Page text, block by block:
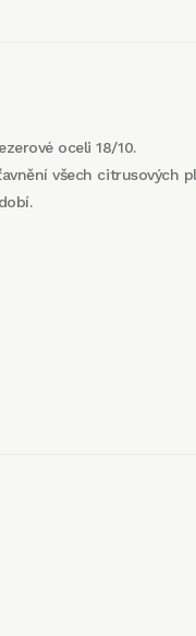
oceli 18/10.
všech citrusových